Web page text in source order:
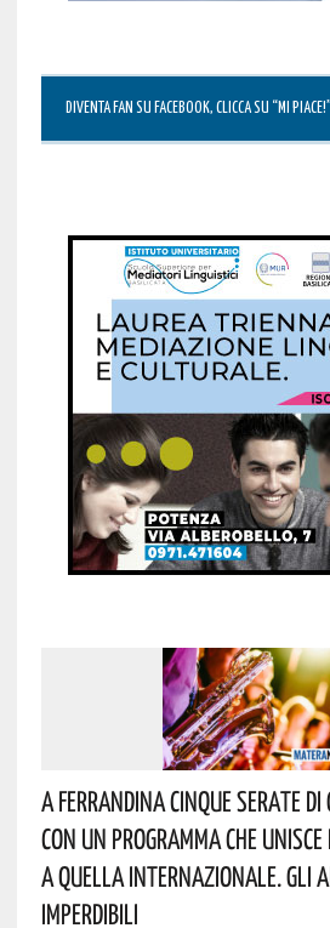
DIVENTA FAN SU FACEBOOK, CLICCA SU “MI PIACE!”
A Ferrandina Cinque Serate Di
Con Un Programma Che
A Quella Internazionale. Gli
Imperdibili